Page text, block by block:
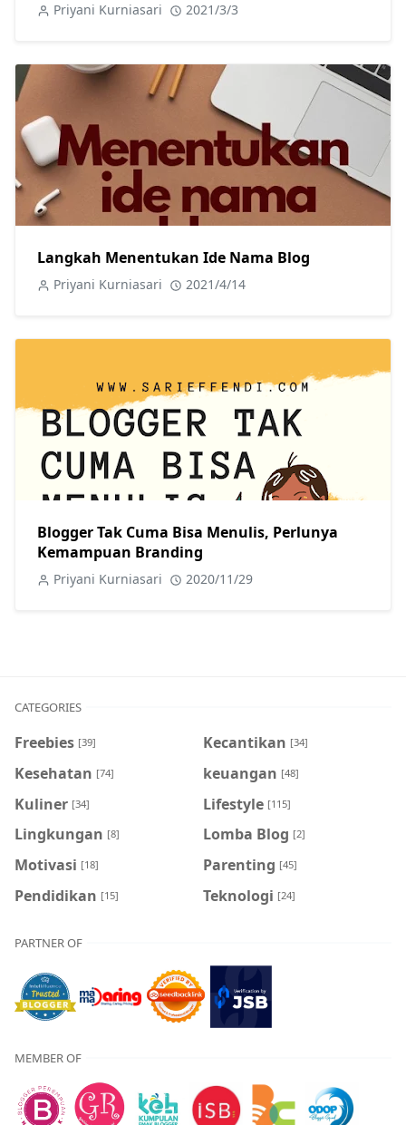
Priyani Kurniasari 2021/3/3
Langkah Menentukan Ide Nama Blog
Priyani Kurniasari 2021/4/14
Blogger Tak Cuma Bisa Menulis, Perlunya
Kemampuan Branding
Priyani Kurniasari 2020/11/29
CATEGORIES
Freebies [39] Kecantikan [34]
Kesehatan [74] keuangan [48]
Kuliner [34] Lifestyle [115]
Lingkungan [8] Lomba Blog [2]
Motivasi [18] Parenting [45]
Pendidikan [15] Teknologi [24]
PARTNER OF
MEMBER OF